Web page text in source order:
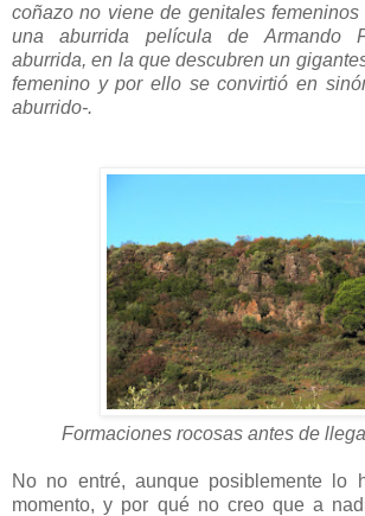
coñazo no viene de genitales
una aburrida película de Armando
aburrida, en la que descubren un
femenino y por ello se convirtió en
aburrido-.
Formaciones rocosas antes de
No no entré, aunque posiblemente lo
momento, y por qué no creo que a